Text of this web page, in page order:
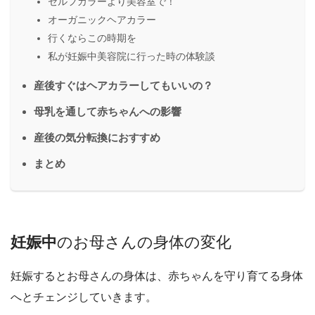
オーガニックヘアカラー
行くならこの時期を
私が妊娠中美容院に行った時の体験談
産後すぐはヘアカラーしてもいいの？
母乳を通して赤ちゃんへの影響
産後の気分転換におすすめ
まとめ
妊娠中のお母さんの身体の変化
妊娠するとお母さんの身体は、 赤ちゃんを守り育てる身体
へとチェンジしていきます。